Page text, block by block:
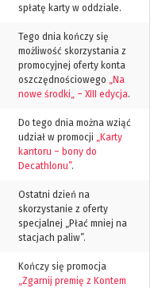
spłatę karty w oddziale.
Tego dnia kończy się
możliwość skorzystania z
promocyjnej oferty konta
oszczędnościowego
„Na
nowe środki„ – XIII edycja.
Do tego dnia można wziąć
udział w promocji
„Karty
kantoru – bony do
Decathlonu”.
Ostatni dzień na
skorzystanie z oferty
specjalnej „Płać mniej na
stacjach paliw”.
Kończy się promocja
„Zgarnij premię z Kontem